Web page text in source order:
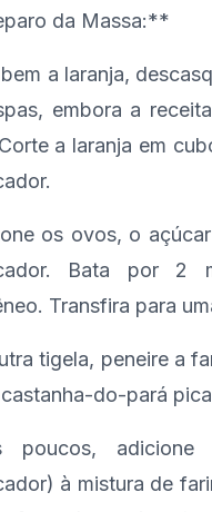
da Massa:**
a laranja,
embora a
a laranja em
os ovos, o
Bata por 2
Transfira para
tigela, peneire a
do-pará
poucos, adicione
à mistura de